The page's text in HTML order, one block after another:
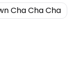
Cha Cha Cha